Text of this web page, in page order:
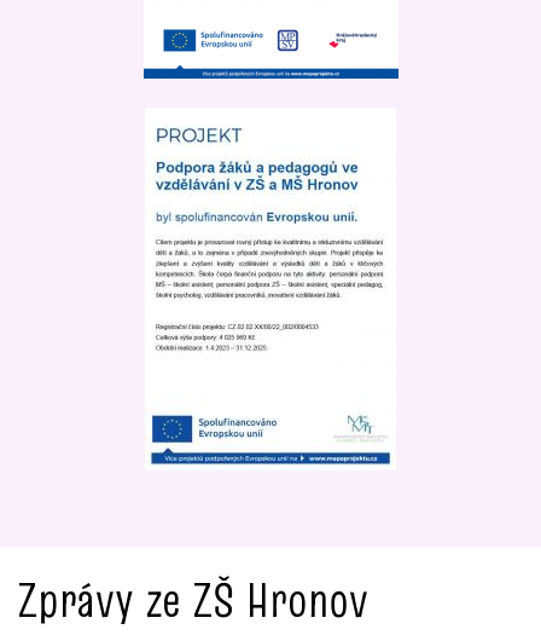
Zprávy ze ZŠ Hronov